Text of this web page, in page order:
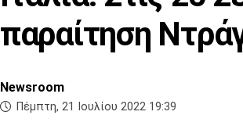
παραίτηση
Newsroom
Πέμπτη, 21 Ιουλίου 2022 19:39